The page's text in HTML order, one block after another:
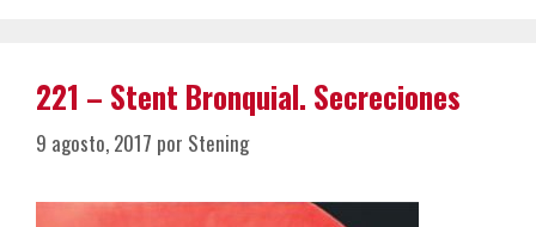
221 – Stent Bronquial. Secreciones
9 agosto, 2017 por Stening